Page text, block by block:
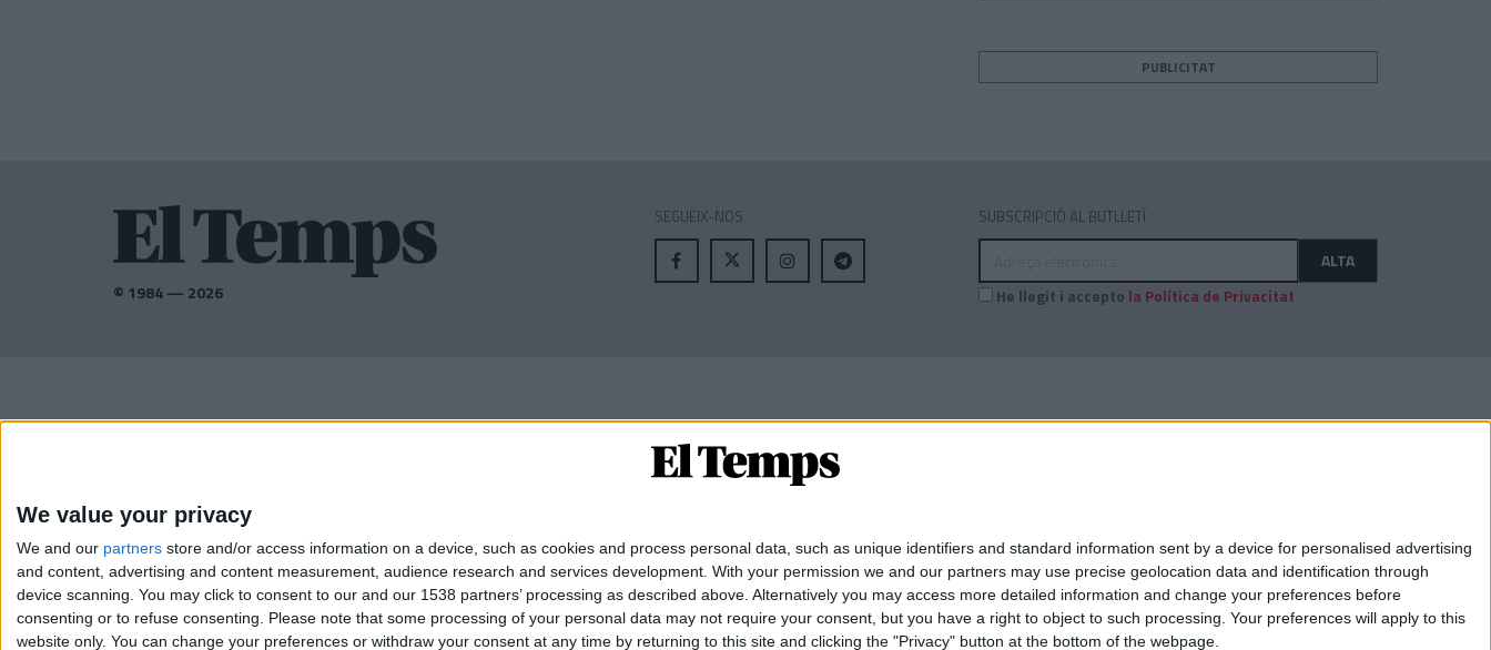
We value your privacy
We and our partners store and/or access information on a device, such as cookies and process personal data, such as unique identifiers and standard information sent by a device for personalised advertising
and content, advertising and content measurement, audience research and services development. With your permission we and our partners may use precise geolocation data and identification through
device scanning. You may click to consent to our and our 1538 partners’ processing as described above. Alternatively you may access more detailed information and change your preferences before
consenting or to refuse consenting.
Please note that some processing of your personal data may not require your consent, but you have a right to object to such processing. Your preferences will apply to this
website only. You can change your preferences or withdraw your consent at any time by returning to this site and clicking the "Privacy" button at the bottom of the webpage.
PUBLICITAT
© 1984 — 2026
SEGUEIX-NOS SUBSCRIPCIÓ AL BUTLLETÍ
Adreça
ALTA
He llegit i accepto la Política de Privacitat